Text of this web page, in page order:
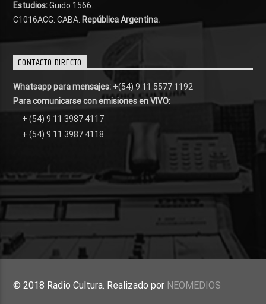
Estudios:Guido 1566.
C1016ACG. CABA. República Argentina.
CONTACTO DIRECTO
Whatsapp para mensajes: +(54) 9 11 5577 1192
Para comunicarse con emisiones en VIVO:
+ (54) 9 11 3987 4117
+ (54) 9 11 3987 4118
© 2018 Radio Cultura. Realizado por NEOMEDIOS